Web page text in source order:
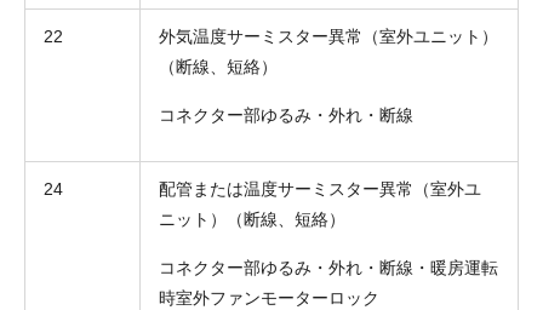
22
外気温度サーミスター異常（室外ユニット）
（断線、短絡）
コネクター部ゆるみ・外れ・断線
24
配管または温度サーミスター異常（室外ユ
ニット）（断線、短絡）
コネクター部ゆるみ・外れ・断線・暖房運転
時室外ファンモーターロック
メールアドレス
お問合せ内容
機器お見積り依頼
その他
メッセージ